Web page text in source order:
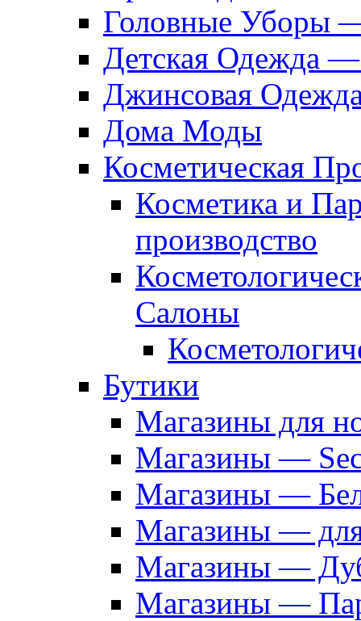
Головные Уборы
Детская Одежда
Джинсовая
Дома Моды
Косметическая
Косметика и
производство
Салоны
Бутики
Магазины для
Магазины —
Магазины —
Магазины —
Магазины —
Магазины —